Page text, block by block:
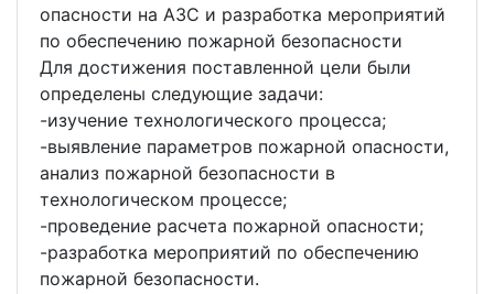
опасности на АЗС и разработка мероприятий
по обеспечению пожарной безопасности
Для достижения поставленной цели были
определены следующие задачи:
-изучение технологического процесса;
-выявление параметров пожарной опасности,
анализ пожарной безопасности в
технологическом процессе;
-проведение расчета пожарной опасности;
-разработка мероприятий по обеспечению
пожарной безопасности.